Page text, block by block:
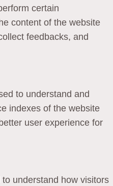
certain
content of the website
feedbacks, and
to understand and
indexes of the website
user experience for
understand how visitors